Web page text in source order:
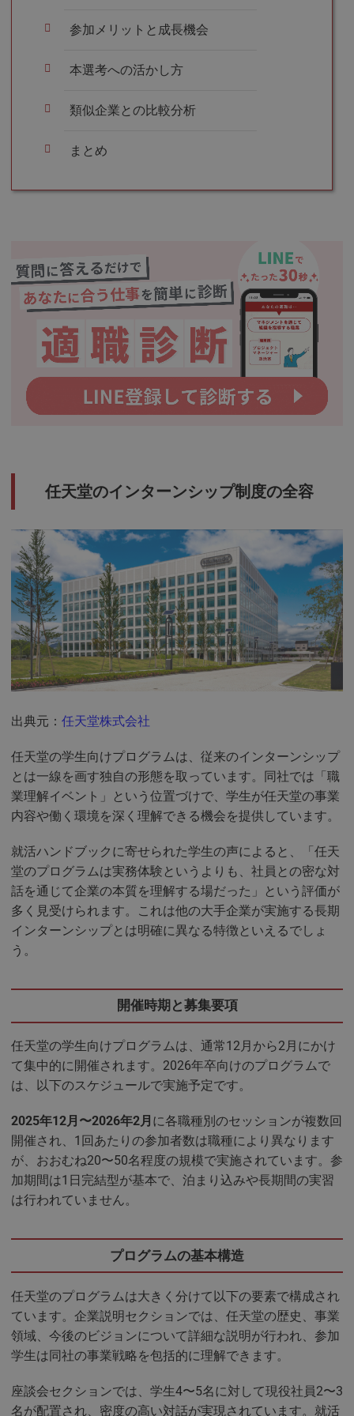
参加メリットと成長機会
本選考への活かし方
類似企業との比較分析
まとめ
任天堂のインターンシップ制度の全容
出典元： 任天堂株式会社
任天堂の学生向けプログラムは、従来のインターンシップ
とは一線を画す独自の形態を取っています。同社では「職
業理解イベント」という位置づけで、学生が任天堂の事業
内容や働く環境を深く理解できる機会を提供しています。
就活ハンドブックに寄せられた学生の声によると、「任天
堂のプログラムは実務体験というよりも、社員との密な対
話を通じて企業の本質を理解する場だった」という評価が
多く見受けられます。これは他の大手企業が実施する長期
インターンシップとは明確に異なる特徴といえるでしょ
う。
開催時期と募集要項
任天堂の学生向けプログラムは、通常12月から2月にかけ
て集中的に開催されます。2026年卒向けのプログラムで
は、以下のスケジュールで実施予定です。
2025年12月〜2026年2月 に各職種別のセッションが複数回
開催され、1回あたりの参加者数は職種により異なります
が、おおむね20〜50名程度の規模で実施されています。参
加期間は1日完結型が基本で、泊まり込みや長期間の実習
は行われていません。
プログラムの基本構造
任天堂のプログラムは大きく分けて以下の要素で構成され
ています。企業説明セクションでは、任天堂の歴史、事業
領域、今後のビジョンについて詳細な説明が行われ、参加
学生は同社の事業戦略を包括的に理解できます。
座談会セクションでは、学生4〜5名に対して現役社員2〜3
名が配置され、密度の高い対話が実現されています。就活